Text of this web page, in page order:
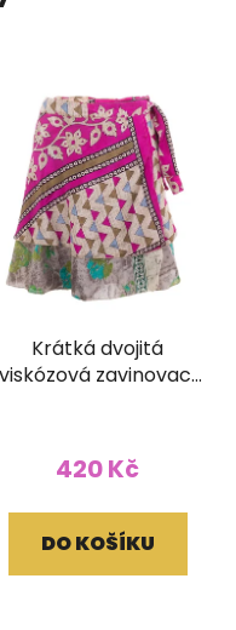
Krátká dvojitá
viskózová zavinovací
420 Kč
DO KOŠÍKU